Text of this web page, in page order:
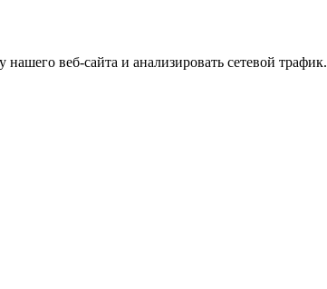
веб-сайта и анализировать сетевой трафик.